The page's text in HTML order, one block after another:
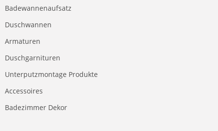
Badewannenaufsatz
Duschwannen
Armaturen
Duschgarnituren
Unterputzmontage Produkte
Accessoires
Badezimmer Dekor